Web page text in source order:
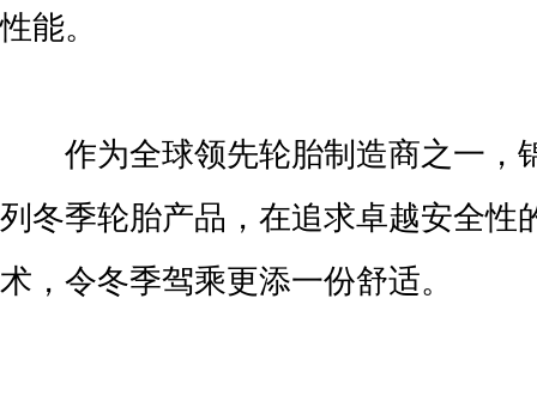
性能。
作为全球领先轮胎制造商之一，
列冬季轮胎产品，在追求卓越安全性
术，令冬季驾乘更添一份舒适。